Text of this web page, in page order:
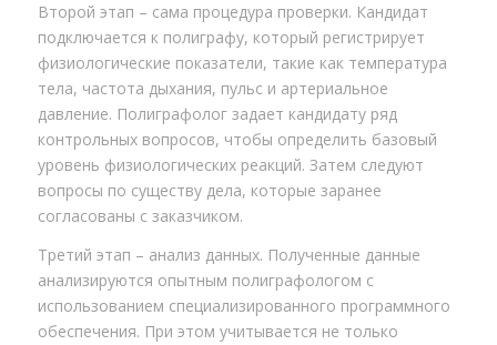
Второй этап – сама процедура проверки. Кандидат
подключается к полиграфу, который регистрирует
физиологические показатели, такие как температура
тела, частота дыхания, пульс и артериальное
давление. Полиграфолог задает кандидату ряд
контрольных вопросов, чтобы определить базовый
уровень физиологических реакций. Затем следуют
вопросы по существу дела, которые заранее
согласованы с заказчиком.
Третий этап – анализ данных. Полученные данные
анализируются опытным полиграфологом с
использованием специализированного программного
обеспечения. При этом учитывается не только